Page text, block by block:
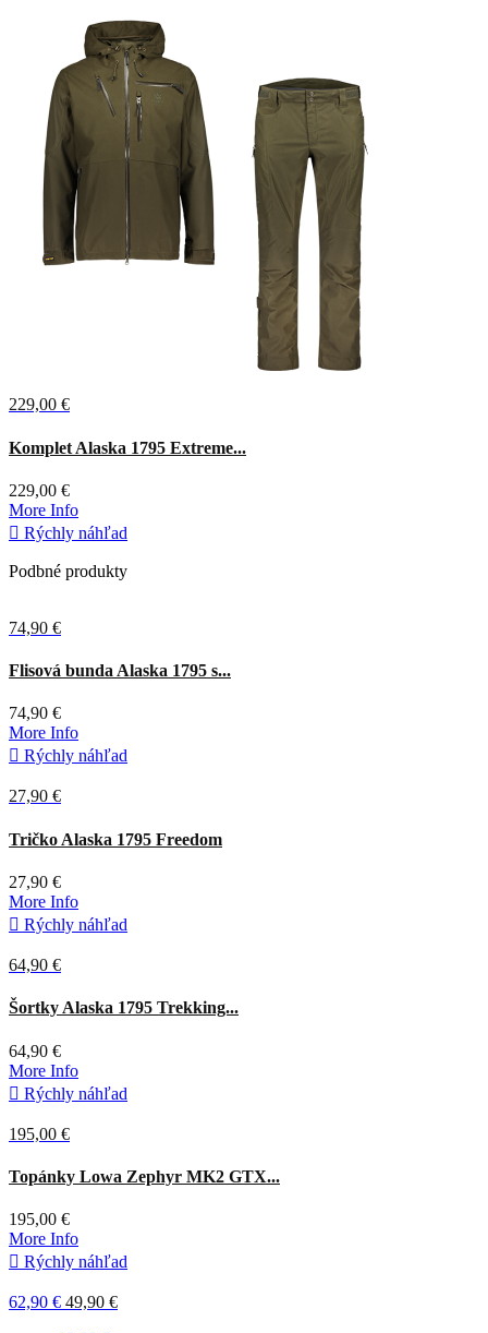
229,00 €
Komplet Alaska 1795 Extreme...
229,00 €
More Info
 Rýchly náhľad
Podbné produkty
74,90 €
Zelená
Flisová bunda Alaska 1795 s...
74,90 €
More Info
 Rýchly náhľad
27,90 €
Tričko Alaska 1795 Freedom
27,90 €
More Info
 Rýchly náhľad
64,90 €
BlindTech
Invisible
Šortky Alaska 1795 Trekking...
64,90 €
More Info
 Rýchly náhľad
195,00 €
Tmavá
olivová
Topánky Lowa Zephyr MK2 GTX...
195,00 €
More Info
 Rýchly náhľad
62,90 € 49,90 €